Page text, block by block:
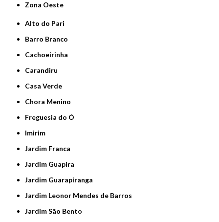
Zona Oeste
Alto do Pari
Barro Branco
Cachoeirinha
Carandiru
Casa Verde
Chora Menino
Freguesia do Ó
Imirim
Jardim Franca
Jardim Guapira
Jardim Guarapiranga
Jardim Leonor Mendes de Barros
Jardim São Bento